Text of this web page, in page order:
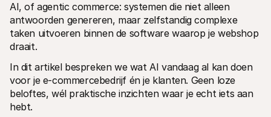
Prijzen
Bekijk onze tarieven
Over ons
Maak kennis met ons verhaal en
onze waarden
Nieuws
Het laatste nieuws over Mollie
Vacatures
Kom werken bij Mollie. Ontdek de
vacatures!
Contact
AI, of agentic commerce: systemen die niet alleen
antwoorden genereren, maar zelfstandig complexe
taken uitvoeren binnen de software waarop je webshop
draait.
In dit artikel bespreken we wat AI vandaag al kan doen
voor je e-commercebedrijf én je klanten. Geen loze
beloftes, wél praktische inzichten waar je echt iets aan
hebt.